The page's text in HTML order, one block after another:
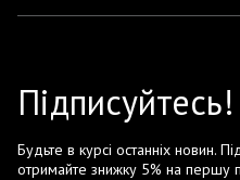
Підписуйтесь!
Будьте в курсі останніх новин.
отримайте знижку 5% на першу